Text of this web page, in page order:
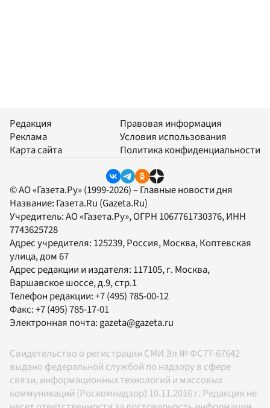
Редакция
Реклама
Карта сайта
Правовая информация
Условия использования
Политика конфиденциальности
© АО «Газета.Ру» (1999-2026) – Главные новости дня
Название: Газета.Ru (Gazeta.Ru)
Учредитель:АО «Газета.Ру», ОГРН 1067761730376, ИНН
7743625728
Адрес учредителя: 125239, Россия, Москва, Коптевская
улица, дом 67
Адрес редакции и издателя: 117105, г. Москва,
Варшавское шоссе, д.9, стр.1
Телефон редакции:+7 (495) 785-00-12
Факс:+7 (495) 785-17-01
Электронная почта:gazeta@gazeta.ru
Свидетельство о регистрации СМИ Эл № ФС77-67642
выдано федеральной службой по надзору в сфере
связи, информационных технологий и массовых
коммуникаций (Роскомнадзор) 10.11.2016 г. Редакция не